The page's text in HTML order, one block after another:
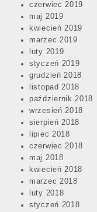
czerwiec 2019
maj 2019
kwiecień 2019
marzec 2019
luty 2019
styczeń 2019
grudzień 2018
listopad 2018
październik 2018
wrzesień 2018
sierpień 2018
lipiec 2018
czerwiec 2018
maj 2018
kwiecień 2018
marzec 2018
luty 2018
styczeń 2018